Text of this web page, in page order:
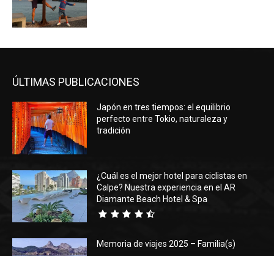
ÚLTIMAS PUBLICACIONES
Japón en tres tiempos: el equilibrio
perfecto entre Tokio, naturaleza y
tradición
¿Cuál es el mejor hotel para ciclistas en
Calpe? Nuestra experiencia en el AR
Diamante Beach Hotel & Spa
Memoria de viajes 2025 – Familia(s)